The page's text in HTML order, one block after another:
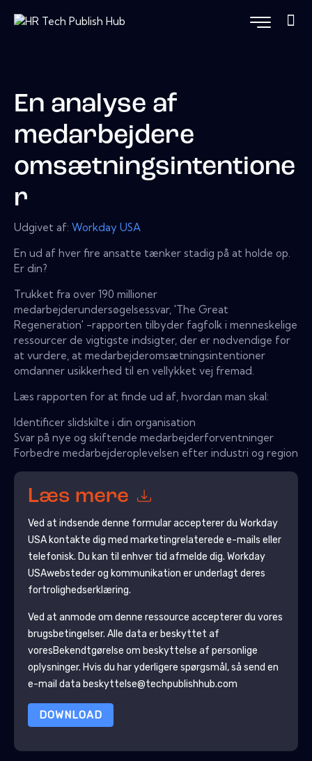
En analyse af
medarbejdere
omsætningsintentione
r
Udgivet af: Workday USA
En ud af hver fire ansatte tænker stadig på at holde op.
Er din?
Trukket fra over 190 millioner
medarbejderundersøgelsessvar, 'The Great
Regeneration' -rapporten tilbyder fagfolk i menneskelige
ressourcer de vigtigste indsigter, der er nødvendige for
at vurdere, at medarbejderomsætningsintentioner
omdanner usikkerhed til en vellykket vej fremad.
Læs rapporten for at finde ud af, hvordan man skal:
Identificer slidskilte i din organisation
Svar på nye og skiftende medarbejderforventninger
Forbedre medarbejderoplevelsen efter industri og region
Læs mere
Ved at indsende denne formular accepterer du Workday
USAkontakte dig med marketingrelaterede e-mails eller
telefonisk. Du kan til enhver tid afmelde dig. Workday
USAwebsteder og kommunikation er underlagt deres
fortrolighedserklæring.
Ved at anmode om denne ressource accepterer du vores
brugsbetingelser. Alle data er beskyttet af
voresBekendtgørelse om beskyttelse af personlige
oplysninger. Hvis du har yderligere spørgsmål, så send en
e-mail data beskyttelse@techpublishhub.com
DOWNLOAD